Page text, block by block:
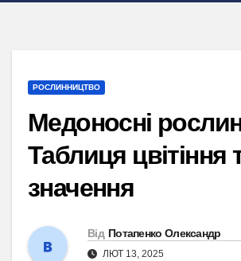
РОСЛИННИЦТВО
Медоносні
Таблиця цвітіння
значення
Від Потапенко Олександр
ЛЮТ 13, 2025